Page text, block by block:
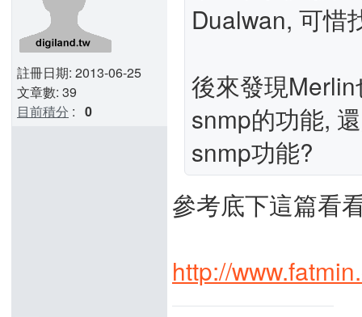
註冊日期: 2013-06-25
文章數: 39
目前積分 : 0
Dualwan, 可惜
後來發現
snmp的功能,
snmp功能?
參考底下這篇看
http://